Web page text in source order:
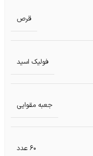
قرص
فولیک اسید
جعبه مقوایی
60 عدد